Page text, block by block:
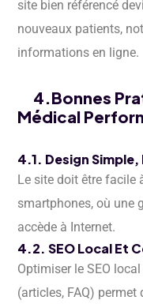
site bien référencé
nouveaux patients,
informations en ligne.
4.Bonnes
Médical
4.1. Design
Le site doit être facile
smartphones, où une
accède à Internet.
4.2. SEO Local Et
Optimiser le SEO
(articles, FAQ) permet